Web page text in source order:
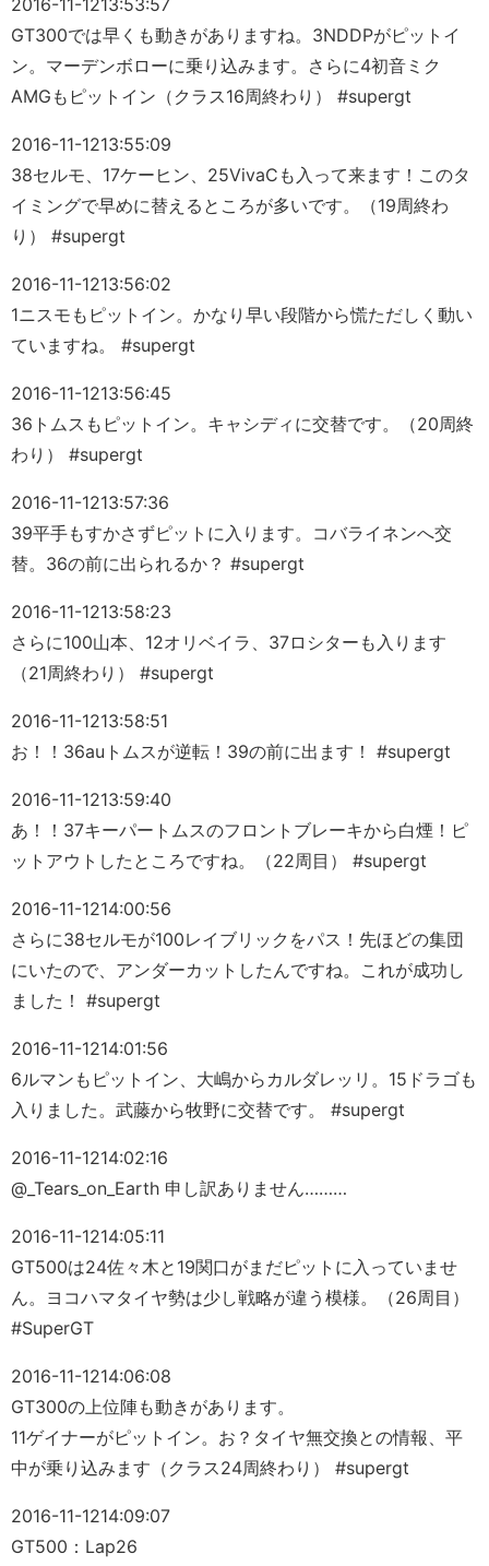
2016-11-1213:53:57
GT300では早くも動きがありますね。3NDDPがピットイ
ン。マーデンボローに乗り込みます。さらに4初音ミク
AMGもピットイン（クラス16周終わり） #supergt
2016-11-1213:55:09
38セルモ、17ケーヒン、25VivaCも入って来ます！このタ
イミングで早めに替えるところが多いです。（19周終わ
り） #supergt
2016-11-1213:56:02
1ニスモもピットイン。かなり早い段階から慌ただしく動い
ていますね。 #supergt
2016-11-1213:56:45
36トムスもピットイン。キャシディに交替です。（20周終
わり） #supergt
2016-11-1213:57:36
39平手もすかさずピットに入ります。コバライネンへ交
替。36の前に出られるか？ #supergt
2016-11-1213:58:23
さらに100山本、12オリベイラ、37ロシターも入ります
（21周終わり） #supergt
2016-11-1213:58:51
お！！36auトムスが逆転！39の前に出ます！ #supergt
2016-11-1213:59:40
あ！！37キーパートムスのフロントブレーキから白煙！ピ
ットアウトしたところですね。（22周目） #supergt
2016-11-1214:00:56
さらに38セルモが100レイブリックをパス！先ほどの集団
にいたので、アンダーカットしたんですね。これが成功し
ました！ #supergt
2016-11-1214:01:56
6ルマンもピットイン、大嶋からカルダレッリ。15ドラゴも
入りました。武藤から牧野に交替です。 #supergt
2016-11-1214:02:16
@_Tears_on_Earth 申し訳ありません………
2016-11-1214:05:11
GT500は24佐々木と19関口がまだピットに入っていませ
ん。ヨコハマタイヤ勢は少し戦略が違う模様。（26周目）
#SuperGT
2016-11-1214:06:08
GT300の上位陣も動きがあります。
11ゲイナーがピットイン。お？タイヤ無交換との情報、平
中が乗り込みます（クラス24周終わり） #supergt
2016-11-1214:09:07
GT500：Lap26